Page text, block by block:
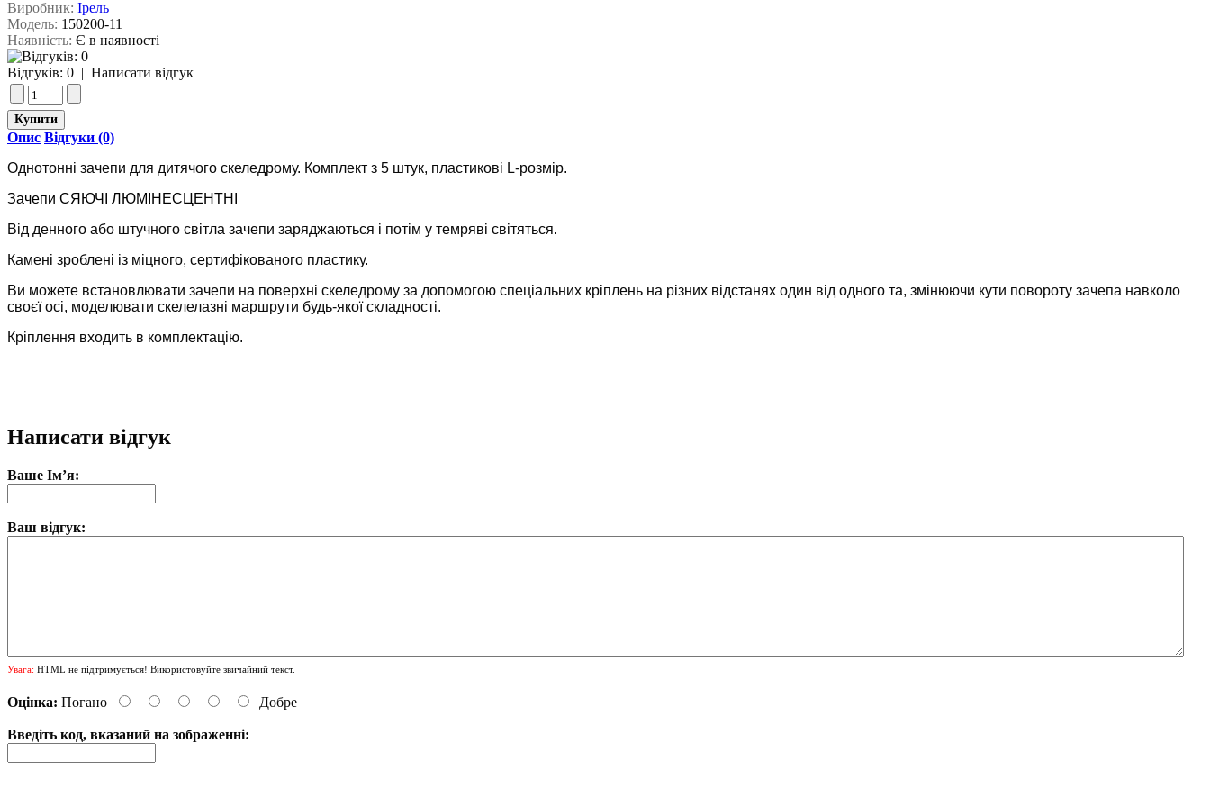
Виробник: Ірель
Модель: 150200-11
Наявність: Є в наявності
Відгуків: 0 | Написати відгук
Опис Відгуки (0)
Однотонні зачепи для дитячого скеледрому. Комплект з 5 штук, пластикові L-розмір.
Зачепи СЯЮЧІ ЛЮМІНЕСЦЕНТНІ
Від денного або штучного світла зачепи заряджаються і потім у темряві світяться.
Камені зроблені із міцного, сертифікованого пластику.
Ви можете встановлювати зачепи на поверхні скеледрому за допомогою спеціальних кріплень на різних відстанях один від одного та, змінюючи кути повороту зачепа навколо
своєї осі, моделювати скелелазні маршрути будь-якої складності.
Кріплення входить в комплектацію.
Написати відгук
Ваше Ім’я:
Ваш відгук:
Увага: HTML не підтримується! Використовуйте звичайний текст.
Оцінка: Погано Добре
Введіть код, вказаний на зображенні: